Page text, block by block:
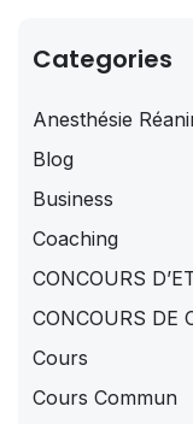
Categories
Anesthésie
Blog
Business
Coaching
CONCOURS
CONCOURS DE
Cours
Cours Commun